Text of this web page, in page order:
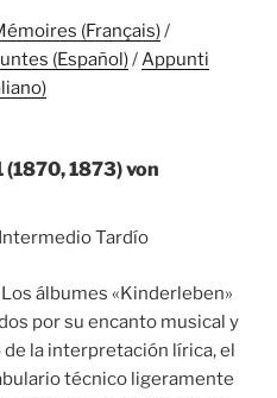
(Français)/
(Español)/Appunti
1873) von
Tardío
álbumes «Kinderleben»
por su encanto musical y
la interpretación lírica, el
técnico ligeramente